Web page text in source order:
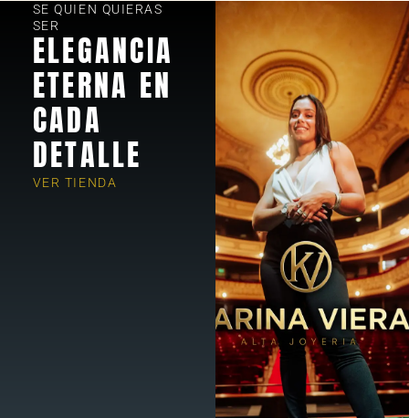
SE QUIEN QUIERAS
SER
ELEGANCIA
ETERNA EN
CADA
DETALLE
VER TIENDA